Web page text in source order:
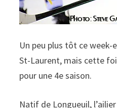
Un peu plus tôt ce week-
St-Laurent, mais cette
pour une 4e saison.
Natif de Longueuil,